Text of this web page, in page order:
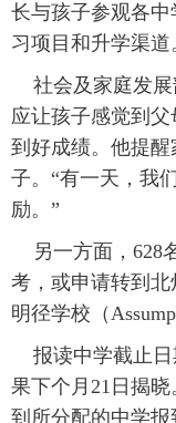
长与孩子参观各
习项目和升学渠道
社会及家庭发展
应让孩子感觉到
到好成绩。他提
子。“有一天，我
励。”
另一方面，628
考，或申请转到北
明径学校（
报读中学截止日
果下个月21日揭
到所分配的中学报